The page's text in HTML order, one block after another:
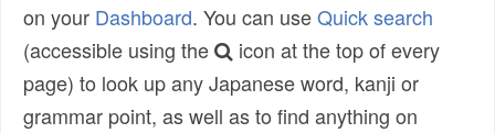
on your Dashboard. You can useQuick search
(accessible using the
icon at the top of every
page) to look up any Japanese word, kanji or
grammar point, as well as to find anything on